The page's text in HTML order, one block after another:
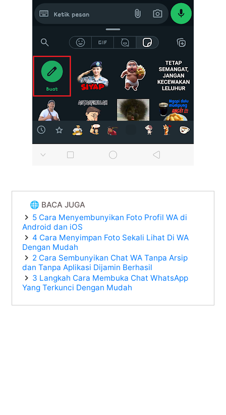
🌐 BACA JUGA
5 Cara Menyembunyikan Foto Profil WA di
Android dan iOS
4 Cara Menyimpan Foto Sekali Lihat Di WA
Dengan Mudah
2 Cara Sembunyikan Chat WA Tanpa Arsip
dan Tanpa Aplikasi Dijamin Berhasil
3 Langkah Cara Membuka Chat WhatsApp
Yang Terkunci Dengan Mudah